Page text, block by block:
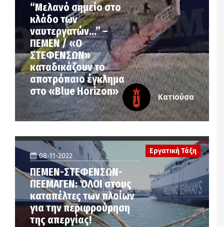
“Μελανό σημείο στο
κλάδο των
ναυτεργατών…” –
ΠΕΜΕΝ / «Ο
ΣΤΕΦΕΝΣΩΝ»
καταδικάζουν το
αποτρόπαιο έγκλημα
στο «Blue Horizon»
Κατιούσα
08-11-2022
ΠΕΜΕΝ-ΣΤΕΦΕΝΣΩΝ-
ΠΕΕΜΑΓΕΝ: ΌΛΟΙ στους
καταπέλτες των πλοίων
για την περιφρούρηση
της απεργίας!
Εργατική Τάξη